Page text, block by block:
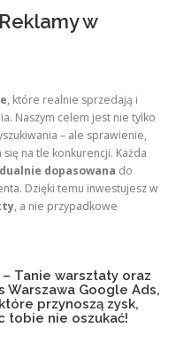
w
, które realnie sprzedają i
Naszym celem jest nie tylko
– ale sprawienie,
się na tle konkurencji. Każda
dopasowana do
Dzięki temu inwestujesz w
, a nie przypadkowe
Tanie warsztaty oraz
Warszawa Google Ads,
przynoszą zysk,
tobie nie oszukać!